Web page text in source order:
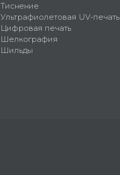
Тиснение
Ультрафиолетовая UV-печать
Цифровая печать
Шелкография
Шильды